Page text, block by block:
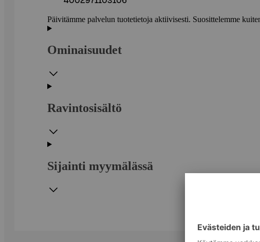
Päivitämme palvelun tuotetietoja aktiivisesti. Suosittelemme
Ominaisuudet
Ravintosisältö
Sijainti myymälässä